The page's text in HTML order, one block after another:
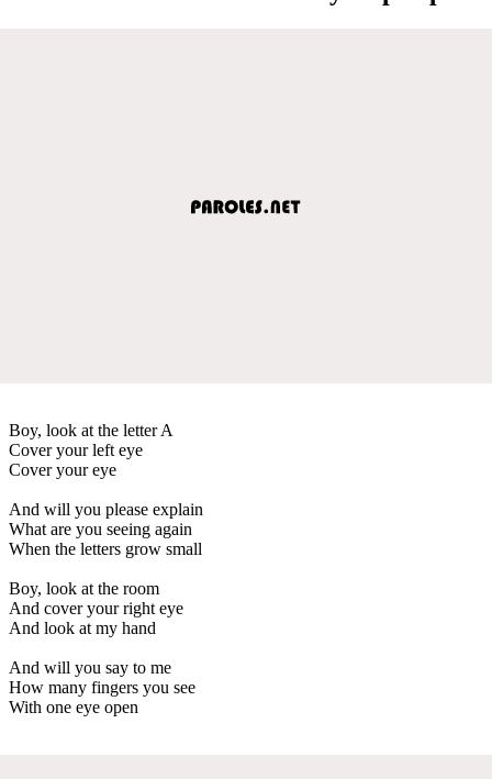
Boy, look at the letter A
Cover your left eye
Cover your eye
And will you please explain
What are you seeing again
When the letters grow small
Boy, look at the room
And cover your right eye
And look at my hand
And will you say to me
How many fingers you see
With one eye open